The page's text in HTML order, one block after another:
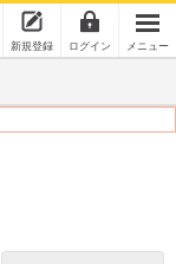
新規登録 ログイン メニュー